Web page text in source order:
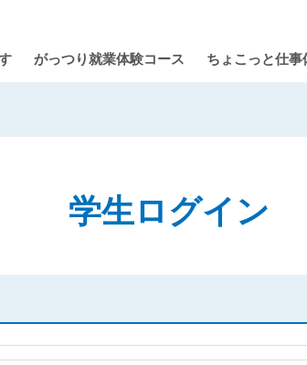
がっつり就業体験コース ちょこっと仕事
学生ログイン